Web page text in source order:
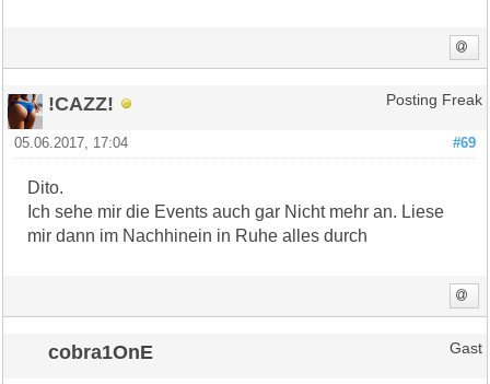
!CAZZ! Posting Freak
#69
05.06.2017, 17:04
Dito.
Ich sehe mir die Events auch gar Nicht mehr an. Liese
mir dann im Nachhinein in Ruhe alles durch
cobra1OnE Gast